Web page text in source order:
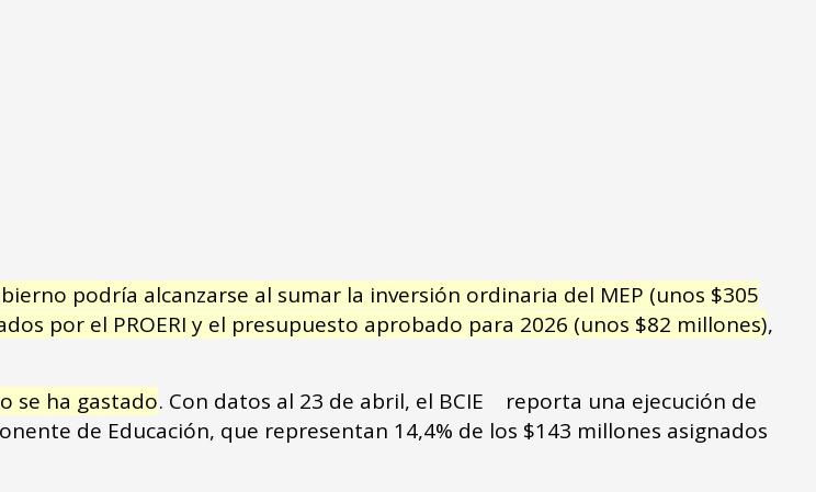
podría alcanzarse al sumar la inversión ordinaria del MEP (unos $305
por el PROERI y el presupuesto aprobado para 2026 (unos $82 millones),
se ha gastado. Con datos al 23 de abril, el BCIE reporta una ejecución de
de Educación, que representan 14,4% de los $143 millones asignados